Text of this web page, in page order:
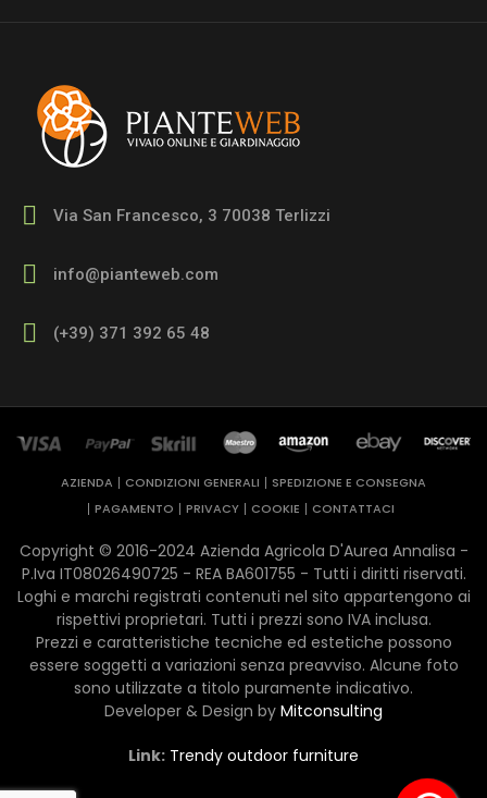
Via San Francesco, 3 70038 Terlizzi
info@pianteweb.com
(+39) 371 392 65 48
AZIENDA CONDIZIONI GENERALI
SPEDIZIONE E CONSEGNA
PAGAMENTO
PRIVACY COOKIE CONTATTACI
Copyright © 2016-2024 Azienda Agricola D'Aurea Annalisa -
P.Iva IT08026490725 - REA ​BA601755 - Tutti i diritti riservati.
Loghi e marchi registrati contenuti nel sito appartengono ai
rispettivi proprietari. Tutti i prezzi sono IVA inclusa.
Prezzi e caratteristiche tecniche ed estetiche possono
essere soggetti a variazioni senza preavviso. Alcune foto
sono utilizzate a titolo puramente indicativo.
Developer & Design by Mitconsulting
Link: Trendy outdoor furniture